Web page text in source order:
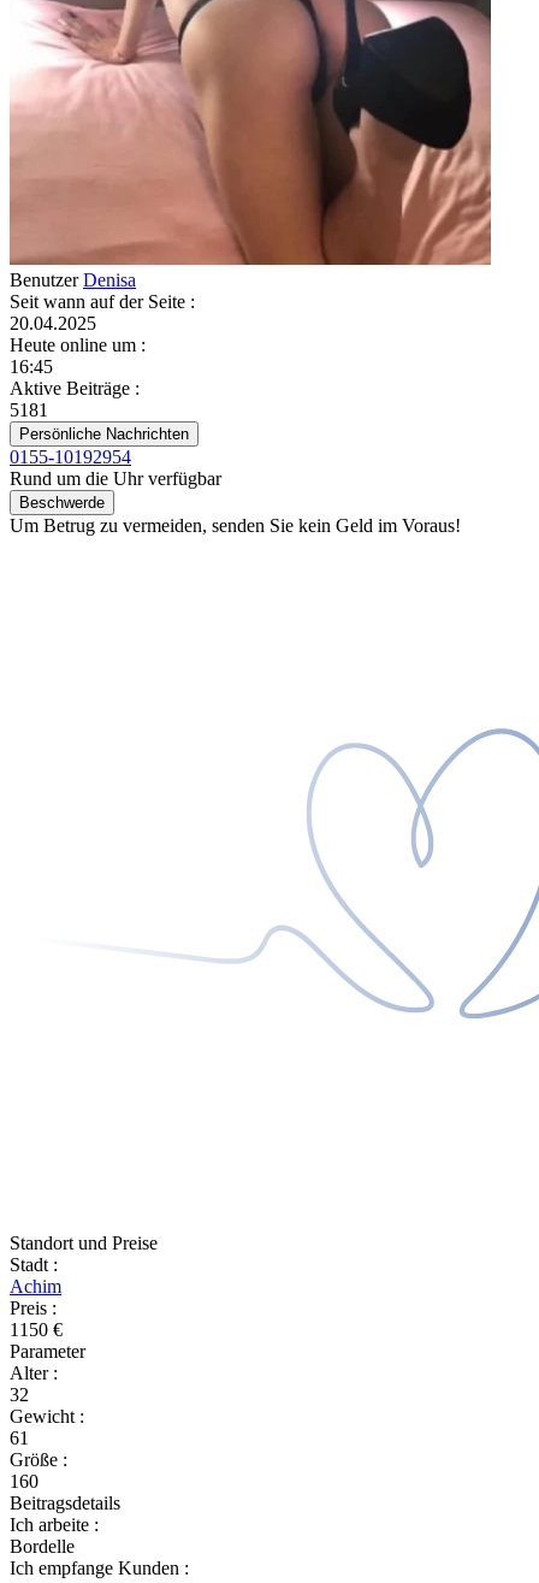
BenutzerDenisa
Seit wann auf der Seite :
20.04.2025
Heute online um :
16:45
Aktive Beiträge :
5181
Persönliche Nachrichten
0155-10192954
Rund um die Uhr verfügbar
Beschwerde
Um Betrug zu vermeiden, senden Sie kein Geld im Voraus!
Standort und Preise
Stadt :
Achim
Preis :
1150 €
Parameter
Alter :
32
Gewicht :
61
Größe :
160
Beitragsdetails
Ich arbeite :
Bordelle
Ich empfange Kunden :